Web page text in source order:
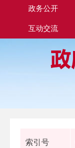
政务公开
互动交流
索引号